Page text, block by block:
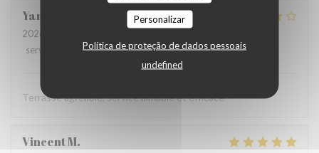
Personalizar
Política de proteção de dados pessoais
undefined
Yannick
2026-07-19
service
ambience:4/5 menu:4/5 quality_price:
Terrasse agréable, service aimable et efficace
VincentM